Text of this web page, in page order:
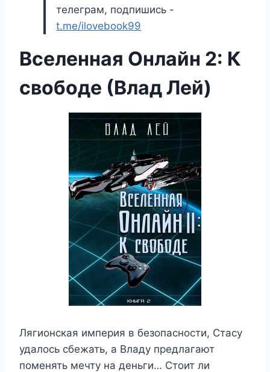
телеграм, подпишись -
t.me/ilovebook99
Вселенная Онлайн 2: К
свободе (Влад Лей)
Лягионская империя в безопасности, Стасу
удалось сбежать, а Владу предлагают
поменять мечту на деньги… Стоит ли